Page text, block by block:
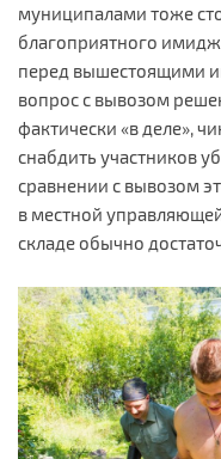
муниципалами тоже
благоприятного
перед вышестоящими
вопрос с вывозом
фактически «в деле»,
снабдить участников
сравнении с вывозом
в местной
складе обычно